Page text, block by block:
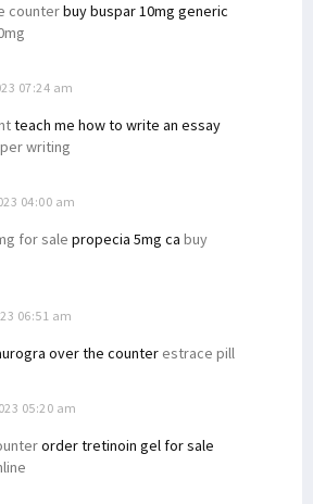
counterbuy buspar 10mg generic
07:24 am
teach me how to write an essay
writing
04:00 am
for sale propecia 5mg ca buy
06:51 am
over the counter estrace pill
05:20 am
order tretinoin gel for sale